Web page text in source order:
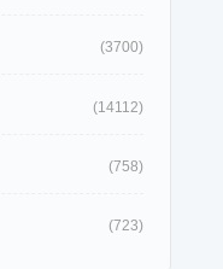
(3700)
(14112)
(758)
(723)